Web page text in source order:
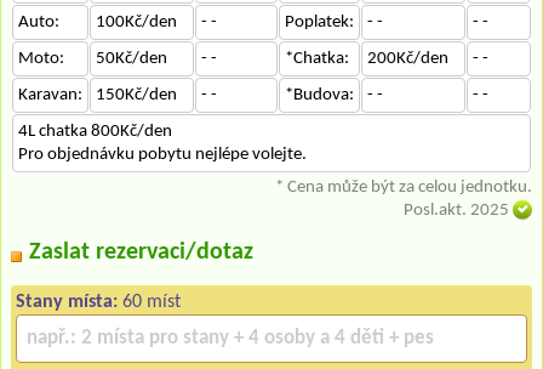
Auto:
100Kč/den - - Poplatek: - -
- -
Moto:
50Kč/den - - *Chatka: 200Kč/den
- -
Karavan:
150Kč/den - - *Budova: - -
- -
4L chatka 800Kč/den
Pro objednávku pobytu nejlépe volejte.
* Cena může být za celou jednotku.
Posl.akt. 2025
Zaslat rezervaci/dotaz
Stany místa: 60 míst